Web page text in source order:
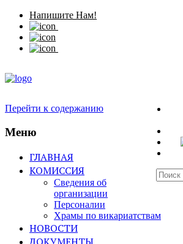
Напишите Нам!
Искать:
Перейти к содержанию
Меню
ГЛАВНАЯ
КОМИССИЯ
Сведения об
организации
Персоналии
Храмы по викариатствам
НОВОСТИ